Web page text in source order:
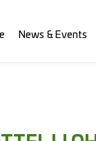
News & Events